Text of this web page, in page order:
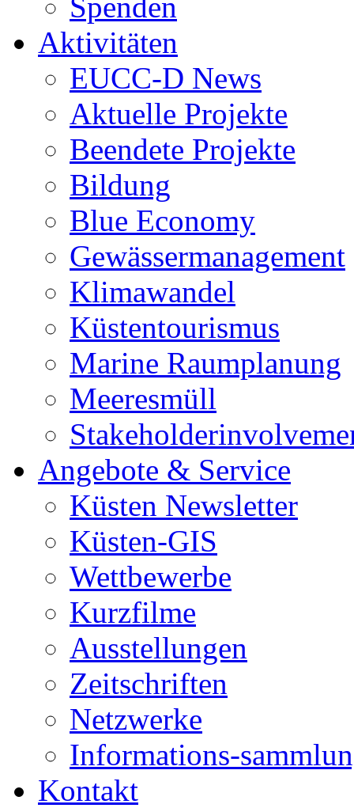
Aktivitäten
EUCC-D News
Aktuelle Projekte
Beendete Projekte
Bildung
Blue Economy
Gewässermanagement
Klimawandel
Küstentourismus
Marine Raumplanung
Meeresmüll
Angebote & Service
Küsten Newsletter
Küsten-GIS
Wettbewerbe
Kurzfilme
Ausstellungen
Zeitschriften
Netzwerke
Informations-
Kontakt